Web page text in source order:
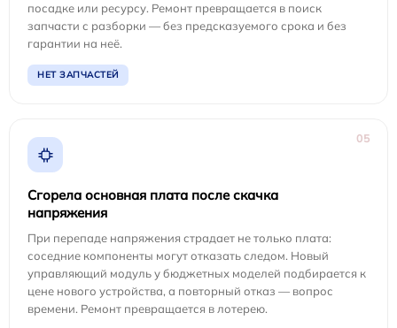
посадке или ресурсу. Ремонт превращается в поиск
запчасти с разборки — без предсказуемого срока и без
гарантии на неё.
НЕТ ЗАПЧАСТЕЙ
05
Сгорела основная плата после скачка
напряжения
При перепаде напряжения страдает не только плата:
соседние компоненты могут отказать следом. Новый
управляющий модуль у бюджетных моделей подбирается к
цене нового устройства, а повторный отказ — вопрос
времени. Ремонт превращается в лотерею.